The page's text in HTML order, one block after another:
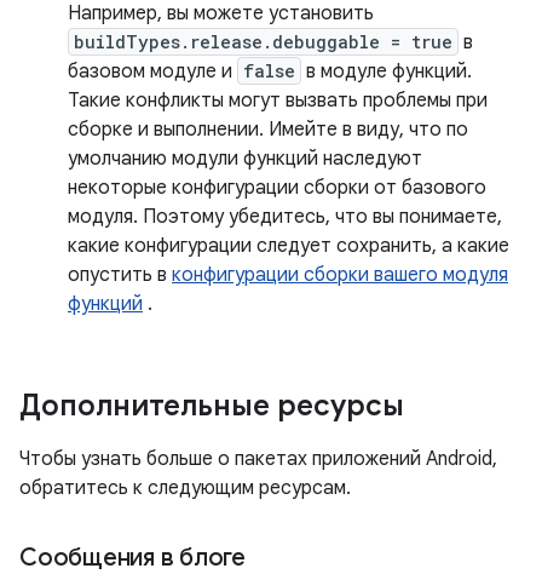
Например, вы можете установить
buildTypes.release.debuggable = true в
базовом модуле и false в модуле функций.
Такие конфликты могут вызвать проблемы при
сборке и выполнении. Имейте в виду, что по
умолчанию модули функций наследуют
некоторые конфигурации сборки от базового
модуля. Поэтому убедитесь, что вы понимаете,
какие конфигурации следует сохранить, а какие
опустить в конфигурации сборки вашего модуля
функций .
Дополнительные ресурсы
Чтобы узнать больше о пакетах приложений Android,
обратитесь к следующим ресурсам.
Сообщения в блоге